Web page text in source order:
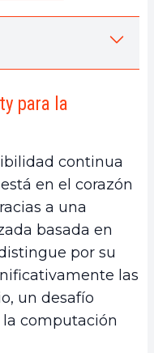
para la
de nodos
datos
cargas
para la
continua
en el corazón
a una
basada en
por su
las
un desafío
computación